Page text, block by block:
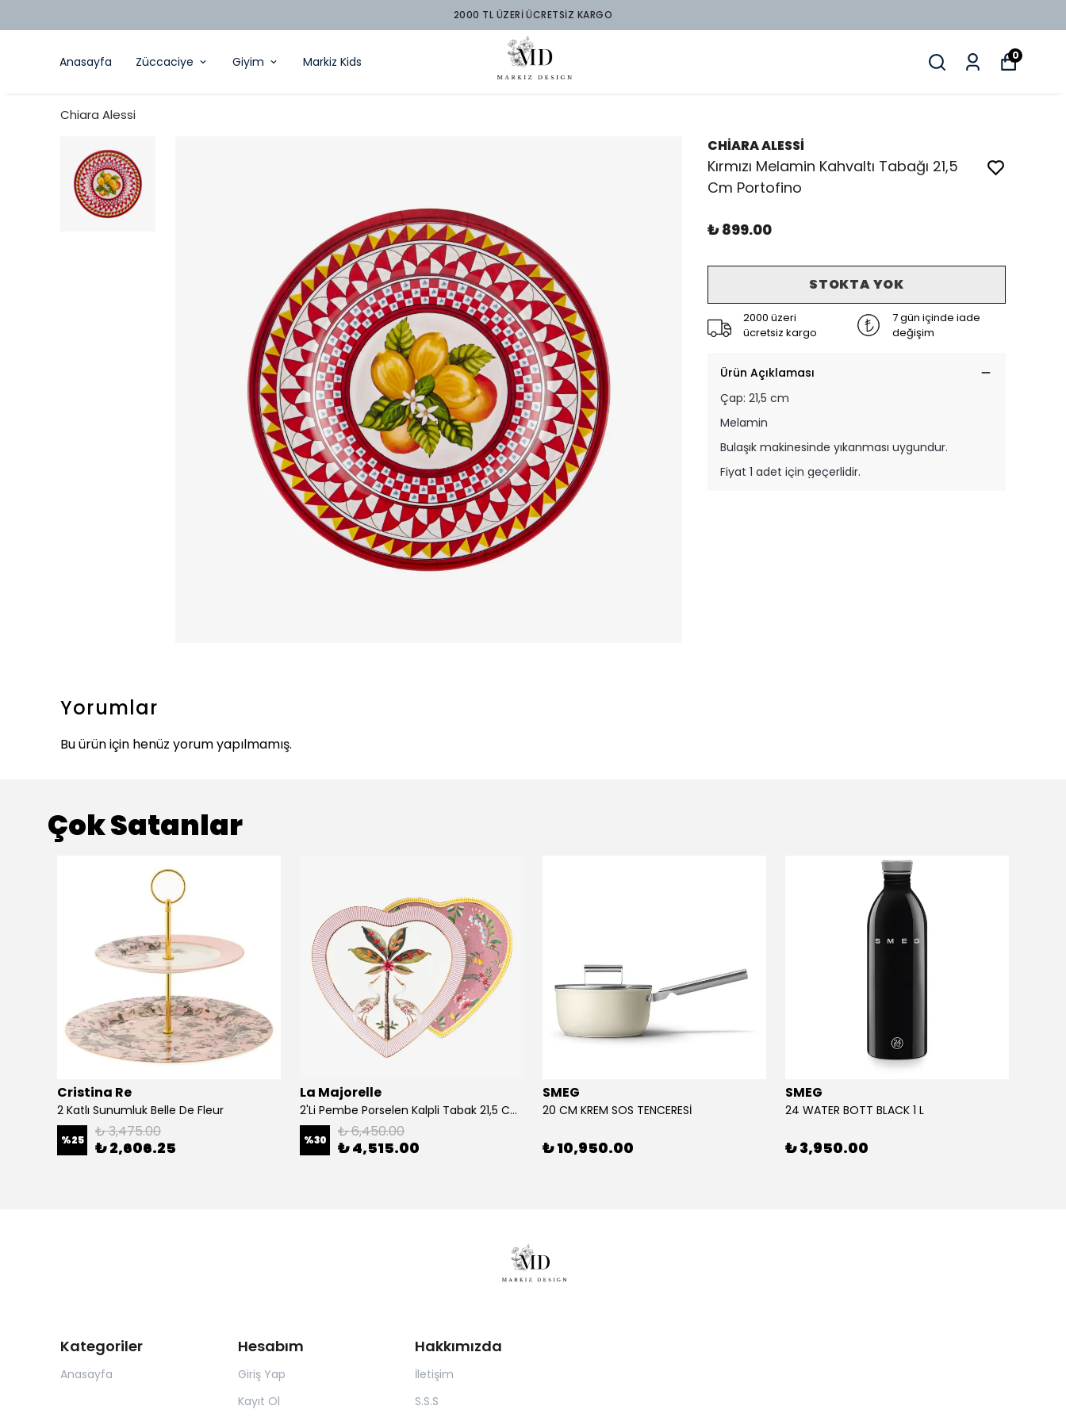
Anasayfa Züccaciye Giyim Markiz Kids 0
Chiara Alessi
CHİARA ALESSİ
Kırmızı Melamin Kahvaltı Tabağı 21,5
Cm Portofino
₺ 899.00
STOKTA YOK
2000 üzeri
ücretsiz kargo
7 gün içinde iade
değişim
Ürün Açıklaması
Çap: 21,5 cm
Melamin
Bulaşık makinesinde yıkanması uygundur.
Fiyat 1 adet için geçerlidir.
Yorumlar
Bu ürün için henüz yorum yapılmamış.
Çok Satanlar
Cristina Re
2 Katlı Sunumluk Belle De Fleur
%25 ₺ 3,475.00
₺ 2,606.25
La Majorelle
2'Li Pembe Porselen Kalpli Tabak 21,5 Cm La Majorelle
%30 ₺ 6,450.00
₺ 4,515.00
SMEG
20 CM KREM SOS TENCERESİ
₺ 10,950.00
SMEG
24 WATER BOTT BLACK 1 L
₺ 3,950.00
Kategoriler
Anasayfa
Hesabım
Giriş Yap
Kayıt Ol
Hakkımızda
İletişim
S.S.S